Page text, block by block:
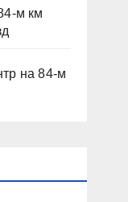
м км
на 84-м